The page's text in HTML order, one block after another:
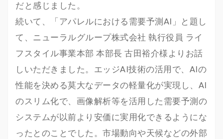
だと感じました。
続いて、「アパレルにおける需要予測AI」と題し
て、ニューラルグループ株式会社 執行役員 ライ
フスタイル事業本部 本部長 古田裕介様よりお話
しいただきました。エッジAI技術の活用で、AIの
性能を決める莫大なデータの軽量化が実現し、AI
のスリム化で、画像解析等を活用した需要予測の
システムが以前より安価に実用化できるようにな
ったとのことでした。市場動向や天候などの外部